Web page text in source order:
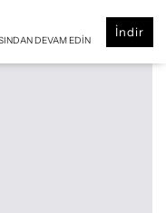
DEVAM EDIN
İndir